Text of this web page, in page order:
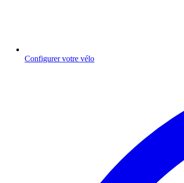
Configurer votre vélo